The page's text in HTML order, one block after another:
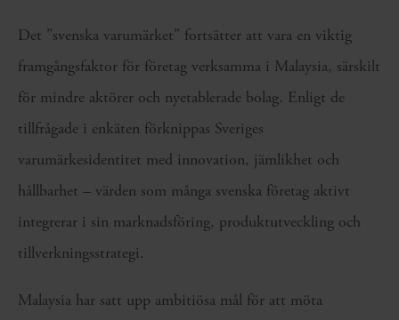
Det ”svenska varumärket” fortsätter att vara en viktig
framgångsfaktor för företag verksamma i Malaysia, särskilt
för mindre aktörer och nyetablerade bolag. Enligt de
tillfrågade i enkäten förknippas Sveriges
varumärkesidentitet med innovation, jämlikhet och
hållbarhet – värden som många svenska företag aktivt
integrerar i sin marknadsföring, produktutveckling och
tillverkningsstrategi.
Malaysia har satt upp ambitiösa mål för att möta